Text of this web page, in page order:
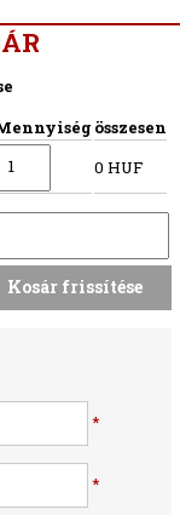
összesen
0 HUF
*
*